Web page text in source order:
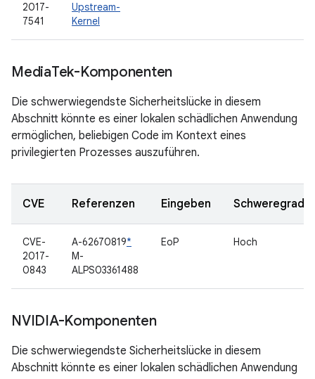
2017-
7541
Upstream-
Kernel
MediaTek-Komponenten
Die schwerwiegendste Sicherheitslücke in diesem
Abschnitt könnte es einer lokalen schädlichen Anwendung
ermöglichen, beliebigen Code im Kontext eines
privilegierten Prozesses auszuführen.
CVE Referenzen Eingeben Schweregrad
CVE-
2017-
0843
A-62670819*
M-
ALPS03361488
EoP Hoch
NVIDIA-Komponenten
Die schwerwiegendste Sicherheitslücke in diesem
Abschnitt könnte es einer lokalen schädlichen Anwendung